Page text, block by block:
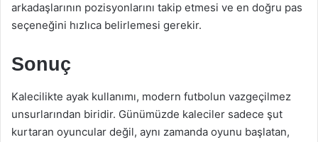
arkadaşlarının pozisyonlarını takip etmesi ve en doğru pas
seçeneğini hızlıca belirlemesi gerekir.
Sonuç
Kalecilikte ayak kullanımı, modern futbolun vazgeçilmez
unsurlarından biridir. Günümüzde kaleciler sadece şut
kurtaran oyuncular değil, aynı zamanda oyunu başlatan,